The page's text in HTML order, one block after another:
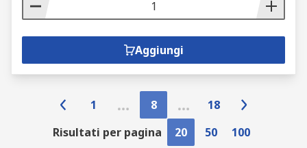
Aggiungi
1 8
18
Risultati per pagina
20 50 100